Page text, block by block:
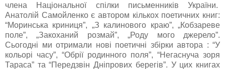
члена Національної спілки письменників України.
Анатолій Самойленко є автором кількох поетичних книг:
“Моринська криниця”, „З калинового краю”, „Кобзареве
поле”, „Закоханий розмай”, „Роду мого джерело”.
Сьогодні ми отримали нові поетичні збірки автора : “У
кольорі часу”, “Обрії родинного поля”, “Негаснуча зоря
Тараса” та “Передзвін Дніпрових берегів”. У цих книгах